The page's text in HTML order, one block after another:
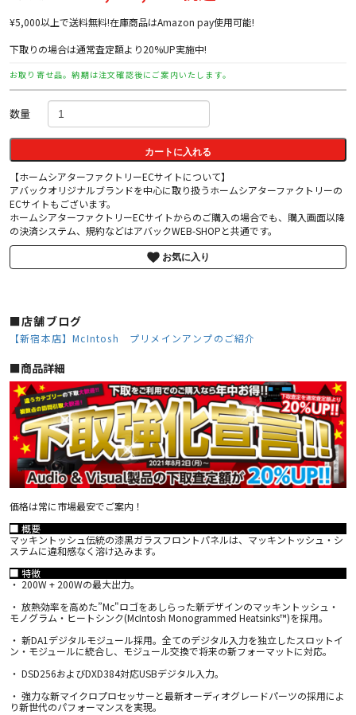
¥5,000以上で送料無料!在庫商品はAmazon pay使用可能!
下取りの場合は通常査定額より20%UP実施中!
お取り寄せ品。納期は注文確認後にご案内いたします。
数量
カートに入れる
【ホームシアターファクトリーECサイトについて】
アバックオリジナルブランドを中心に取り扱うホームシアターファクトリーの
ECサイトもございます。
ホームシアターファクトリーECサイトからのご購入の場合でも、購入画面以降
の決済システム、規約などはアバックWEB-SHOPと共通です。
お気に入り
■店舗ブログ
【新宿本店】McIntosh プリメインアンプのご紹介
■︎商品詳細
価格は常に市場最安でご案内！
■ 概要
マッキントッシュ伝統の漆黒ガラスフロントパネルは、マッキントッシュ・シ
ステムに違和感なく溶け込みます。
■ 特徴
・ 200W + 200Wの最大出力。
・ 放熱効率を高めた”Mc"ロゴをあしらった新デザインのマッキントッシュ・
モノグラム・ヒートシンク(McIntosh Monogrammed Heatsinks™)を採用。
・ 新DA1デジタルモジュール採用。全てのデジタル入力を独立したスロットイ
ン・モジュールに統合し、モジュール交換で将来の新フォーマットに対応。
・ DSD256およびDXD384対応USBデジタル入力。
・ 強力な新マイクロプロセッサーと最新オーディオグレードパーツの採用によ
り新世代のパフォーマンスを実現。